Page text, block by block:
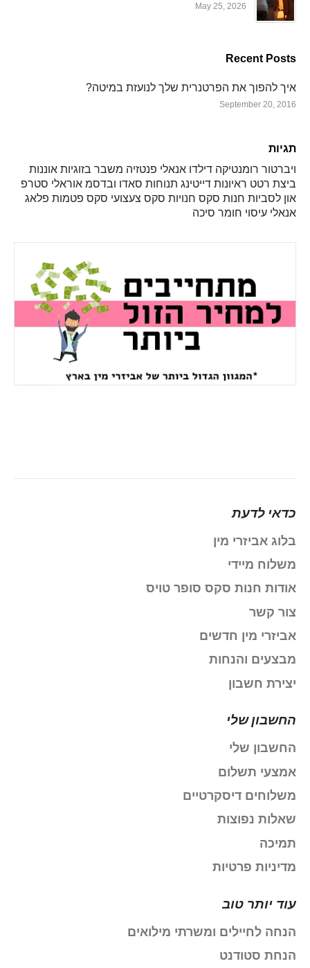
May 25, 2026
Recent Posts
איך להפוך את הפרטנרית שלך לנועזת במיטה?
September 20, 2016
תגיות
ויברטור רומנטיקה דילדו אנאלי פנטזיה משבר בזוגיות אוננות
ביצת רטט ראיונות דייטינג תנוחות סאדו ובדסמ אוראלי סטרפ
און לסביות חנות סקס חנויות סקס צעצועי סקס פטמות פלאג
אנאלי עיסוי חומר סיכה
כדאי לדעת
בלוג אביזרי מין
משלוח מיידי
אודות חנות סקס סופר טויס
צור קשר
אביזרי מין חדשים
מבצעים והנחות
יצירת חשבון
החשבון שלי
החשבון שלי
אמצעי תשלום
משלוחים דיסקרטיים
שאלות נפוצות
תמיכה
מדיניות פרטיות
עוד יותר טוב
הנחה לחיילים ומשרתי מילואים
הנחת סטודנט